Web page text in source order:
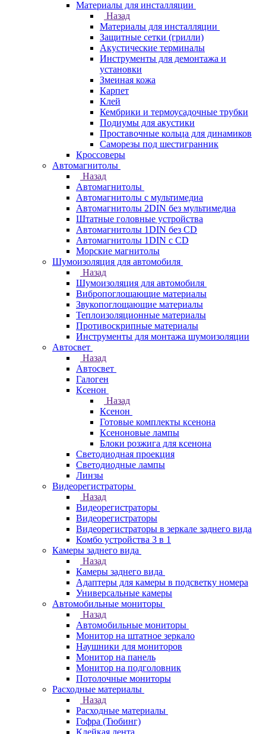
Материалы для инсталляции
Назад
Материалы для инсталляции
Защитные сетки (грилли)
Акустические терминалы
Инструменты для демонтажа и
установки
Змеиная кожа
Карпет
Клей
Кембрики и термоусадочные трубки
Подиумы для акустики
Проставочные кольца для динамиков
Саморезы под шестигранник
Кроссоверы
Автомагнитолы
Назад
Автомагнитолы
Автомагнитолы с мультимедиа
Автомагнитолы 2DIN без мультимедиа
Штатные головные устройства
Автомагнитолы 1DIN без CD
Автомагнитолы 1DIN с CD
Морские магнитолы
Шумоизоляция для автомобиля
Назад
Шумоизоляция для автомобиля
Вибропоглощающие материалы
Звукопоглощающие материалы
Теплоизоляционные материалы
Противоскрипные материалы
Инструменты для монтажа шумоизоляции
Автосвет
Назад
Автосвет
Галоген
Ксенон
Назад
Ксенон
Готовые комплекты ксенона
Ксеноновые лампы
Блоки розжига для ксенона
Светодиодная проекция
Светодиодные лампы
Линзы
Видеорегистраторы
Назад
Видеорегистраторы
Видеорегистраторы
Видеорегистраторы в зеркале заднего вида
Комбо устройства 3 в 1
Камеры заднего вида
Назад
Камеры заднего вида
Адаптеры для камеры в подсветку номера
Универсальные камеры
Автомобильные мониторы
Назад
Автомобильные мониторы
Монитор на штатное зеркало
Наушники для мониторов
Монитор на панель
Монитор на подголовник
Потолочные мониторы
Расходные материалы
Назад
Расходные материалы
Гофра (Тюбинг)
Клейкая лента